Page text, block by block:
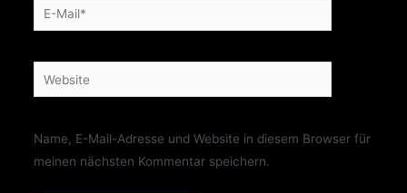
E-
Mail*
Website
Name, E-Mail-Adresse und Website in diesem Browser für
meinen nächsten Kommentar speichern.